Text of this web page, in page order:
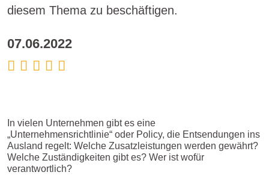
diesem Thema zu beschäftigen.
07.06.2022
In vielen Unternehmen gibt es eine
„Unternehmensrichtlinie“ oder Policy, die Entsendungen ins
Ausland regelt: Welche Zusatzleistungen werden gewährt?
Welche Zuständigkeiten gibt es? Wer ist wofür
verantwortlich?